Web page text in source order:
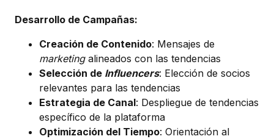
Desarrollo de Campañas:
Creación de Contenido: Mensajes de
marketingalineados con las tendencias
Selección de Influencers: Elección de socios
relevantes para las tendencias
Estrategia de Canal: Despliegue de tendencias
específico de la plataforma
Optimización del Tiempo: Orientación al